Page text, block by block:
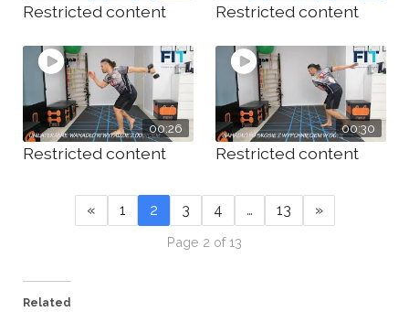
Restricted content Restricted content
00:26
Restricted content
00:30
Restricted content
« 1 2 3 4 … 13 »
Page 2 of 13
Related